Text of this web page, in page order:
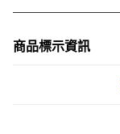
商品標示資訊